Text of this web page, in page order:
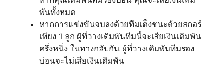
พันทั้งหมด
หากการแข่งขันจบลงด้วยทีมเต็งชนะด้วยสกอร์
เพียง 1 ลูก ผู้ที่วางเดิมพันทีมนี้จะเสียเงินเดิมพัน
ครึ่งหนึ่ง ในทางกลับกัน ผู้ที่วางเดิมพันทีมรอง
บ่อนจะไม่เสียเงินเดิมพัน